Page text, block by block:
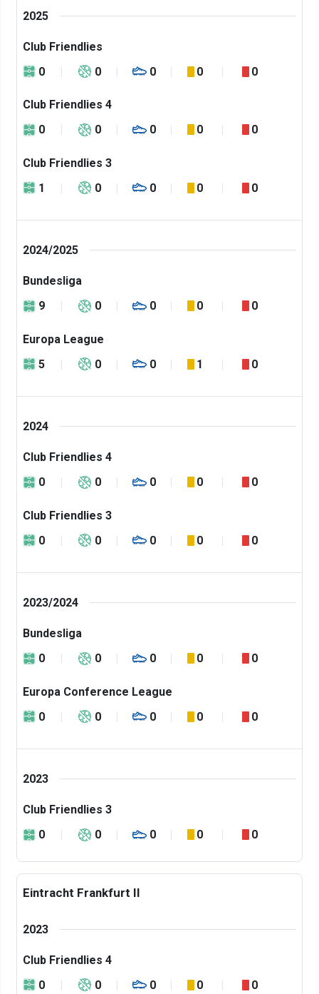
2025
Club Friendlies
0
0 0 0 0
Club Friendlies 4
0
0 0 0 0
Club Friendlies 3
1
0 0 0 0
2024/2025
Bundesliga
9
0 0 0 0
Europa League
5
0 0 1 0
2024
Club Friendlies 4
0
0 0 0 0
Club Friendlies 3
0
0 0 0 0
2023/2024
Bundesliga
0
0 0 0 0
Europa Conference League
0
0 0 0 0
2023
Club Friendlies 3
0
0 0 0 0
Eintracht Frankfurt II
2023
Club Friendlies 4
0
0 0 0 0